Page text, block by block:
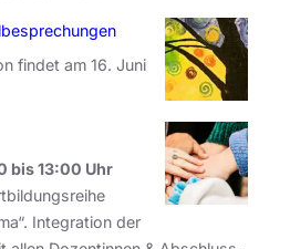
findet am 16. Juni
bis 13:00 Uhr
Integration der